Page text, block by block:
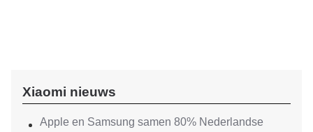
Xiaomi nieuws
Apple en Samsung samen 80% Nederlandse